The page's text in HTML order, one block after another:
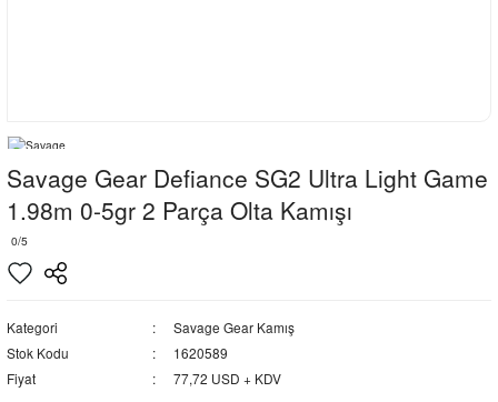
Savage Gear Defiance SG2 Ultra Light Game
1.98m 0-5gr 2 Parça Olta Kamışı
0/5
Kategori
Savage Gear Kamış
Stok Kodu
1620589
Fiyat
77,72 USD + KDV